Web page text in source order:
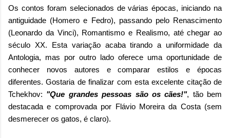
Os contos foram selecionados de várias épocas, iniciando na
antiguidade (Homero e Fedro), passando pelo Renascimento
(Leonardo da Vinci), Romantismo e Realismo, até chegar ao
século XX. Esta variação acaba tirando a uniformidade da
Antologia, mas por outro lado oferece uma oportunidade de
conhecer novos autores e comparar estilos e épocas
diferentes. Gostaria de finalizar com esta excelente citação de
Tchekhov: "Que grandes pessoas são os cães!", tão bem
destacada e comprovada por Flávio Moreira da Costa (sem
desmerecer os gatos, é claro).